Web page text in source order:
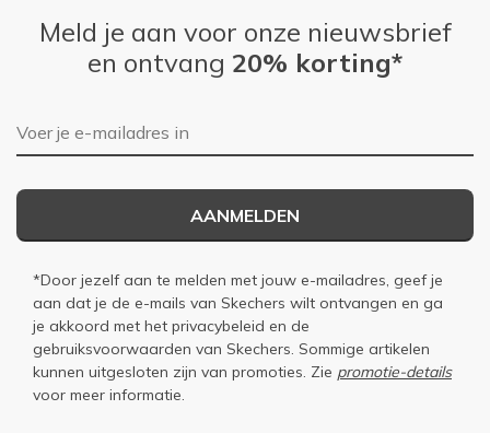
Meld je aan voor onze nieuwsbrief
en ontvang 20% korting*
E-mailadres
AANMELDEN
*Door jezelf aan te melden met jouw e-mailadres, geef je
aan dat je de e-mails van Skechers wilt ontvangen en ga
je akkoord met het privacybeleid en de
gebruiksvoorwaarden van Skechers. Sommige artikelen
kunnen uitgesloten zijn van promoties. Zie promotie-details
voor meer informatie.